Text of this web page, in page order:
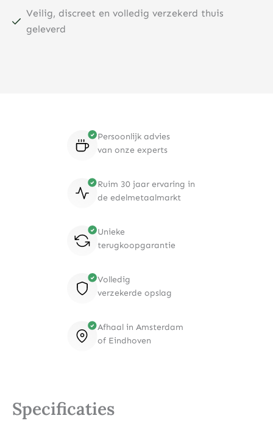
Veilig, discreet en volledig verzekerd thuis
geleverd
Persoonlijk advies
van onze experts
Ruim 30 jaar ervaring in
de edelmetaalmarkt
Unieke
terugkoopgarantie
Volledig
verzekerde opslag
Afhaal in Amsterdam
of Eindhoven
Specificaties